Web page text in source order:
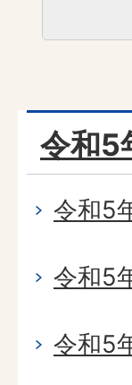
令和5
令和5
令和5
令和5